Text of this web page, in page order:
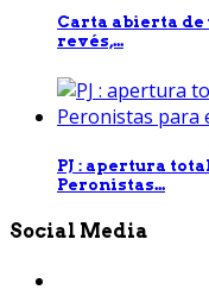
Carta abierta de
revés,...
PJ : apertura
Peronistas...
Social Media